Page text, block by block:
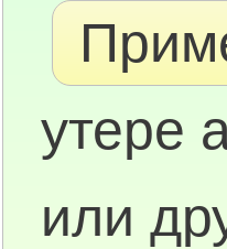
утере
или